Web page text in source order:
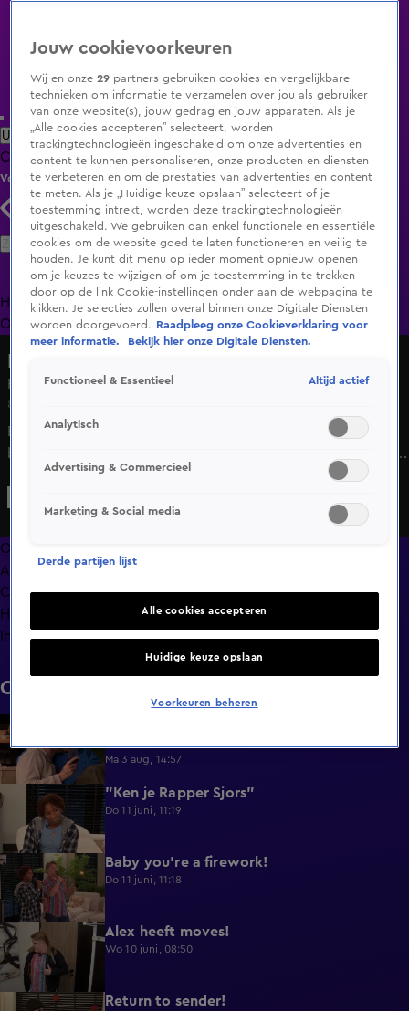
Uitzending Gemist Populaire programma's Zenders Genres
ClipsFilmsRadioSmart TV inlogShop
Volg KIJK
Zoeken
HomeUitzending Gemist Programma's De Bondgenoten
OranjezomerLivestreamsShop
Hoe belangrijk is seks in een relatie voor jou?
8 mei 2024, 16:18
Booker trekt een vragenkaartje met de vraag: hoe
belangrijk is seks in een relatie voor jou? Gabriëlla wil hier
in eerste instantie geen antwoord op geven. Uiteindelijk
Gabriëlla is van mening dat als je elkaar leuk vindt het
vanzelf gebeurt, vindt Booker dit ook?
Overzicht
Afleveringen
Clips
Hoe is het nu met?
Info
Clips
6:32
Ma 3 aug, 14:57
0:49 "Ken je Rapper Sjors"
Do 11 juni, 11:19
0:39 Baby you're a firework!
Do 11 juni, 11:18
0:43 Alex heeft moves!
Wo 10 juni, 08:50
0:36 Return to sender!
Jouw cookievoorkeuren
Wij en onze29 partners gebruiken cookies en vergelijkbare
technieken om informatie te verzamelen over jou als gebruiker
van onze website(s), jouw gedrag en jouw apparaten. Als je
„Alle cookies accepteren” selecteert, worden
trackingtechnologieën ingeschakeld om onze advertenties en
content te kunnen personaliseren, onze producten en diensten
te verbeteren en om de prestaties van advertenties en content
te meten. Als je „Huidige keuze opslaan” selecteert of je
toestemming intrekt, worden deze trackingtechnologieën
uitgeschakeld. We gebruiken dan enkel functionele en essentiële
cookies om de website goed te laten functioneren en veilig te
houden. Je kunt dit menu op ieder moment opnieuw openen
om je keuzes te wijzigen of om je toestemming in te trekken
door op de link Cookie-instellingen onder aan de webpagina te
klikken. Je selecties zullen overal binnen onze Digitale Diensten
worden doorgevoerd.
Raadpleeg onze Cookieverklaring voor
meer informatie.
Bekijk hier onze Digitale Diensten.
Functioneel & Essentieel Altijd actief
Analytisch
Advertising & Commercieel
Marketing & Social media
Derde partijen lijst
Alle cookies accepteren
Huidige keuze opslaan
Voorkeuren beheren